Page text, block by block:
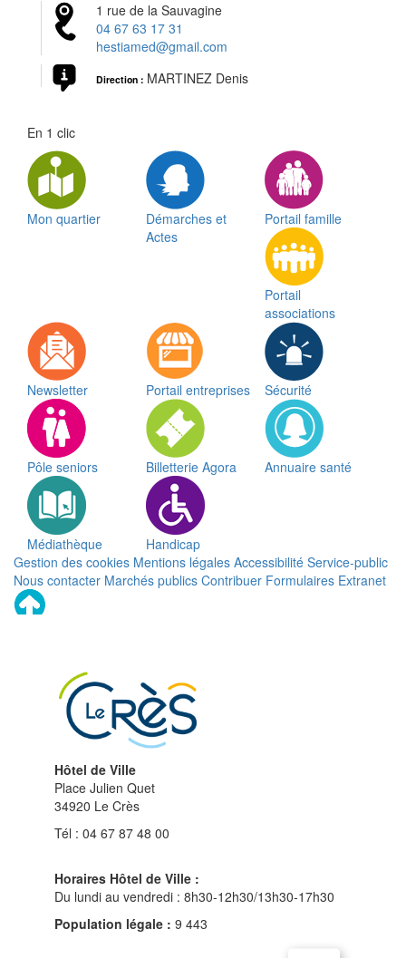
1 rue de la Sauvagine
04 67 63 17 31
hestiamed@gmail.com
Direction : MARTINEZ Denis
En 1 clic
Mon quartier
Démarches et
Actes
Portail famille
Portail
associations
Newsletter Portail entreprises Sécurité
Pôle seniors Billetterie Agora Annuaire santé
Médiathèque
Handicap
Gestion des cookies Mentions légales Accessibilité Service-public
Nous contacter Marchés publics Contribuer Formulaires Extranet
Remonter
Hôtel de Ville
Place Julien Quet
34920 Le Crès
Tél : 04 67 87 48 00
Horaires Hôtel de Ville :
Du lundi au vendredi : 8h30-12h30/13h30-17h30
Population légale : 9 443